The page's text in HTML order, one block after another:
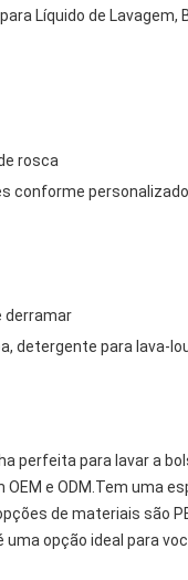
Líquido de
rosca
conforme personalizado
derramar
detergente para lava-
perfeita para lavar a
e ODM.Tem uma
de materiais são
opção ideal para